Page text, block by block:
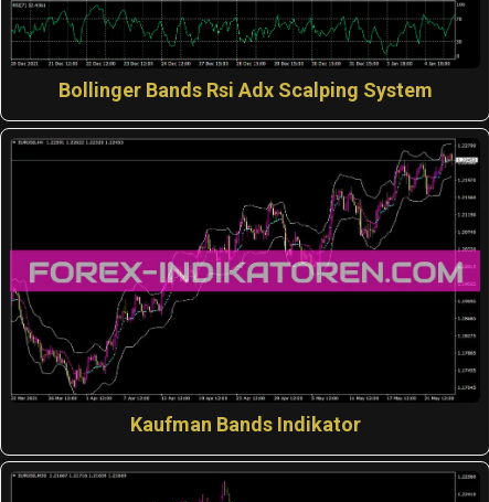
Bollinger Bands Rsi Adx Scalping System
Kaufman Bands Indikator